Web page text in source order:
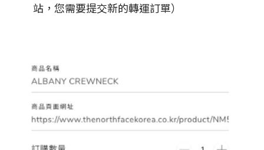
站，您需要提交新的轉運訂單）